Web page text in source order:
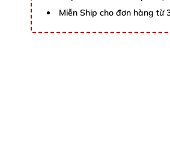
Miễn Ship cho đơn hàng từ